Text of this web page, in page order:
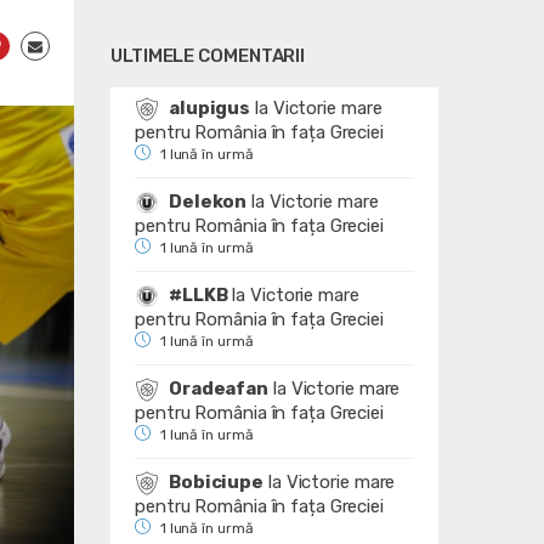
ULTIMELE COMENTARII
alupigus la Victorie mare
pentru România în fața Greciei
1 lună în urmă
Delekon la Victorie mare
pentru România în fața Greciei
1 lună în urmă
#LLKBlaVictorie mare
pentru România în fața Greciei
1 lună în urmă
Oradeafan la Victorie mare
pentru România în fața Greciei
1 lună în urmă
Bobiciupe la Victorie mare
pentru România în fața Greciei
1 lună în urmă